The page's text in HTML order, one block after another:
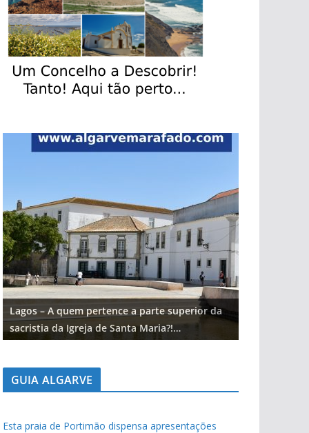
Lagos – A quem pertence a parte superior da
sacristia da Igreja de Santa Maria?!…
GUIA ALGARVE
Esta praia de Portimão dispensa apresentações